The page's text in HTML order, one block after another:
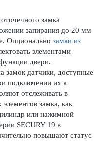
замка
запирания до 20 мм
Опционально замки из
элементами
двери.
замок датчики, доступные
подключении их к
отслеживать в
замка, как
или нажимной
SECURY 19 в
повышают статус